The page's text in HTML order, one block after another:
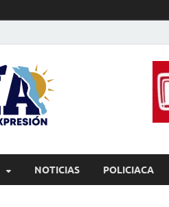
Periodismo de libre
NOTICIAS POLICIACA